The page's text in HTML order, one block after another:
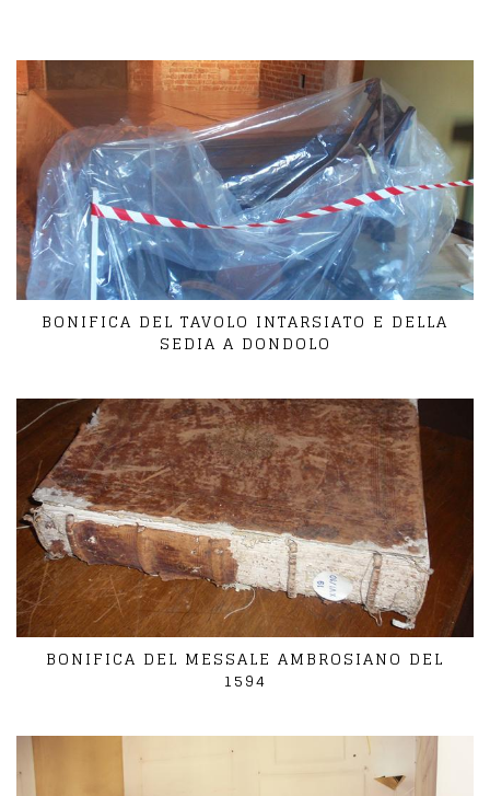
BONIFICA DEL TAVOLO INTARSIATO E DELLA
SEDIA A DONDOLO
BONIFICA DEL MESSALE AMBROSIANO DEL
1594